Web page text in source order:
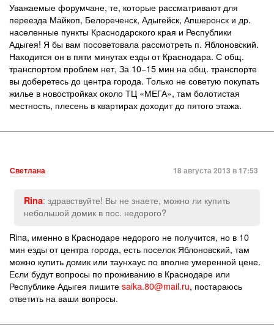
Уважаемые форумчане, те, которые рассматривают для
переезда Майкоп, Белореченск, Адыгейск, Апшеронск и др.
населенные пункты Краснодарского края и Республики
Адыгея! Я бы вам посоветовала рассмотреть п. Яблоновский.
Находится он в пяти минутах езды от Краснодара. С общ.
транспортом проблем нет, За 10−15 мин на общ. транспорте
вы доберетесь до центра города. Только не советую покупать
жилье в новостройках около ТЦ «МЕГА», там болотистая
местность, плесень в квартирах доходит до пятого этажа.
Светлана 18 августа 2013 в 17:53
Rina: здравствуйте! Вы не знаете, можно ли купить
небольшой домик в пос. недорого?
Rina, именно в Краснодаре недорого не получится, но в 10
мин езды от центра города, есть поселок Яблоновский, там
можно купить домик или таунхаус по вполне умеренной цене.
Если будут вопросы по проживанию в Краснодаре или
Республике Адыгея пишитеsaika.80@mail.ru, постараюсь
ответить на ваши вопросы.